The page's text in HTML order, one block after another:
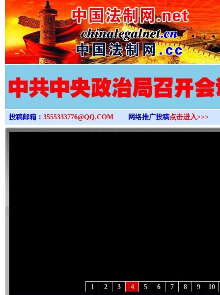
>
投稿邮箱： 3555333776@QQ.COM 网络推广投稿点击进入>>>
10
9
8
7
6
5
4
3
2
1